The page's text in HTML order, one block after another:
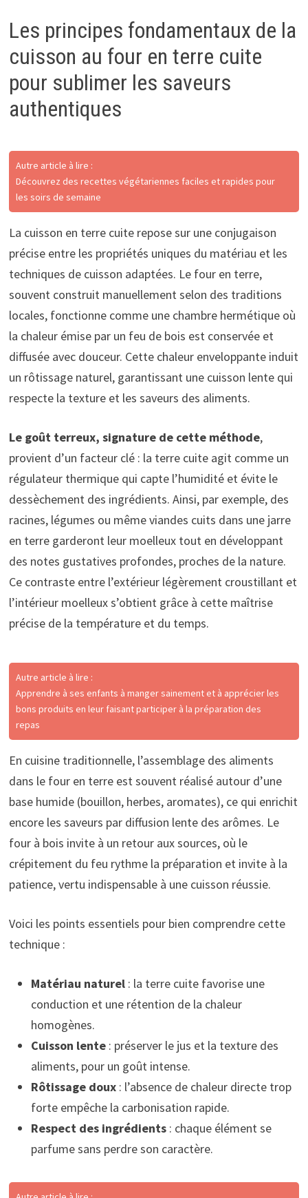
Les principes fondamentaux de la
cuisson au four en terre cuite
pour sublimer les saveurs
authentiques
Autre article à lire :
Découvrez des recettes végétariennes faciles et rapides pour
les soirs de semaine
La cuisson en terre cuite repose sur une conjugaison
précise entre les propriétés uniques du matériau et les
techniques de cuisson adaptées. Le four en terre,
souvent construit manuellement selon des traditions
locales, fonctionne comme une chambre hermétique où
la chaleur émise par un feu de bois est conservée et
diffusée avec douceur. Cette chaleur enveloppante induit
un rôtissage naturel, garantissant une cuisson lente qui
respecte la texture et les saveurs des aliments.
Le goût terreux, signature de cette méthode,
provient d’un facteur clé : la terre cuite agit comme un
régulateur thermique qui capte l’humidité et évite le
dessèchement des ingrédients. Ainsi, par exemple, des
racines, légumes ou même viandes cuits dans une jarre
en terre garderont leur moelleux tout en développant
des notes gustatives profondes, proches de la nature.
Ce contraste entre l’extérieur légèrement croustillant et
l’intérieur moelleux s’obtient grâce à cette maîtrise
précise de la température et du temps.
Autre article à lire :
Apprendre à ses enfants à manger sainement et à apprécier les
bons produits en leur faisant participer à la préparation des
repas
En cuisine traditionnelle, l’assemblage des aliments
dans le four en terre est souvent réalisé autour d’une
base humide (bouillon, herbes, aromates), ce qui enrichit
encore les saveurs par diffusion lente des arômes. Le
four à bois invite à un retour aux sources, où le
crépitement du feu rythme la préparation et invite à la
patience, vertu indispensable à une cuisson réussie.
Voici les points essentiels pour bien comprendre cette
technique :
Matériau naturel: la terre cuite favorise une
conduction et une rétention de la chaleur
homogènes.
Cuisson lente: préserver le jus et la texture des
aliments, pour un goût intense.
Rôtissage doux: l’absence de chaleur directe trop
forte empêche la carbonisation rapide.
Respect des ingrédients: chaque élément se
parfume sans perdre son caractère.